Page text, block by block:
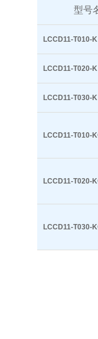
型号
LCCD11-T010-K
LCCD11-T020-K
LCCD11-T030-K
LCCD11-T010-
LCCD11-T020-
LCCD11-T030-